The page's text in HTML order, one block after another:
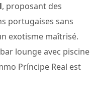
, proposant des
portugaises sans
exotisme maîtrisé.
lounge avec piscine
Príncipe Real est